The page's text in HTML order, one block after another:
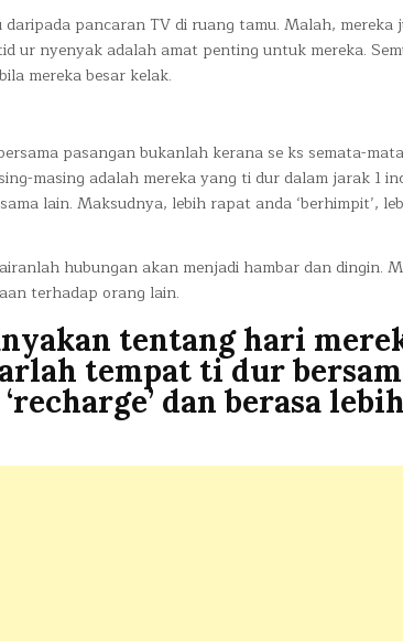
pancaran TV di ruang tamu. Malah, mereka
ur nyenyak adalah amat penting untuk mereka.
mereka besar kelak.
pasangan bukanlah kerana se ks semata-
masing adalah mereka yang ti dur dalam jarak 1
lain. Maksudnya, lebih rapat anda ‘berhimpit’,
hubungan akan menjadi hambar dan dingin.
terhadap orang lain.
tentang hari
tempat ti dur
dan berasa lebih